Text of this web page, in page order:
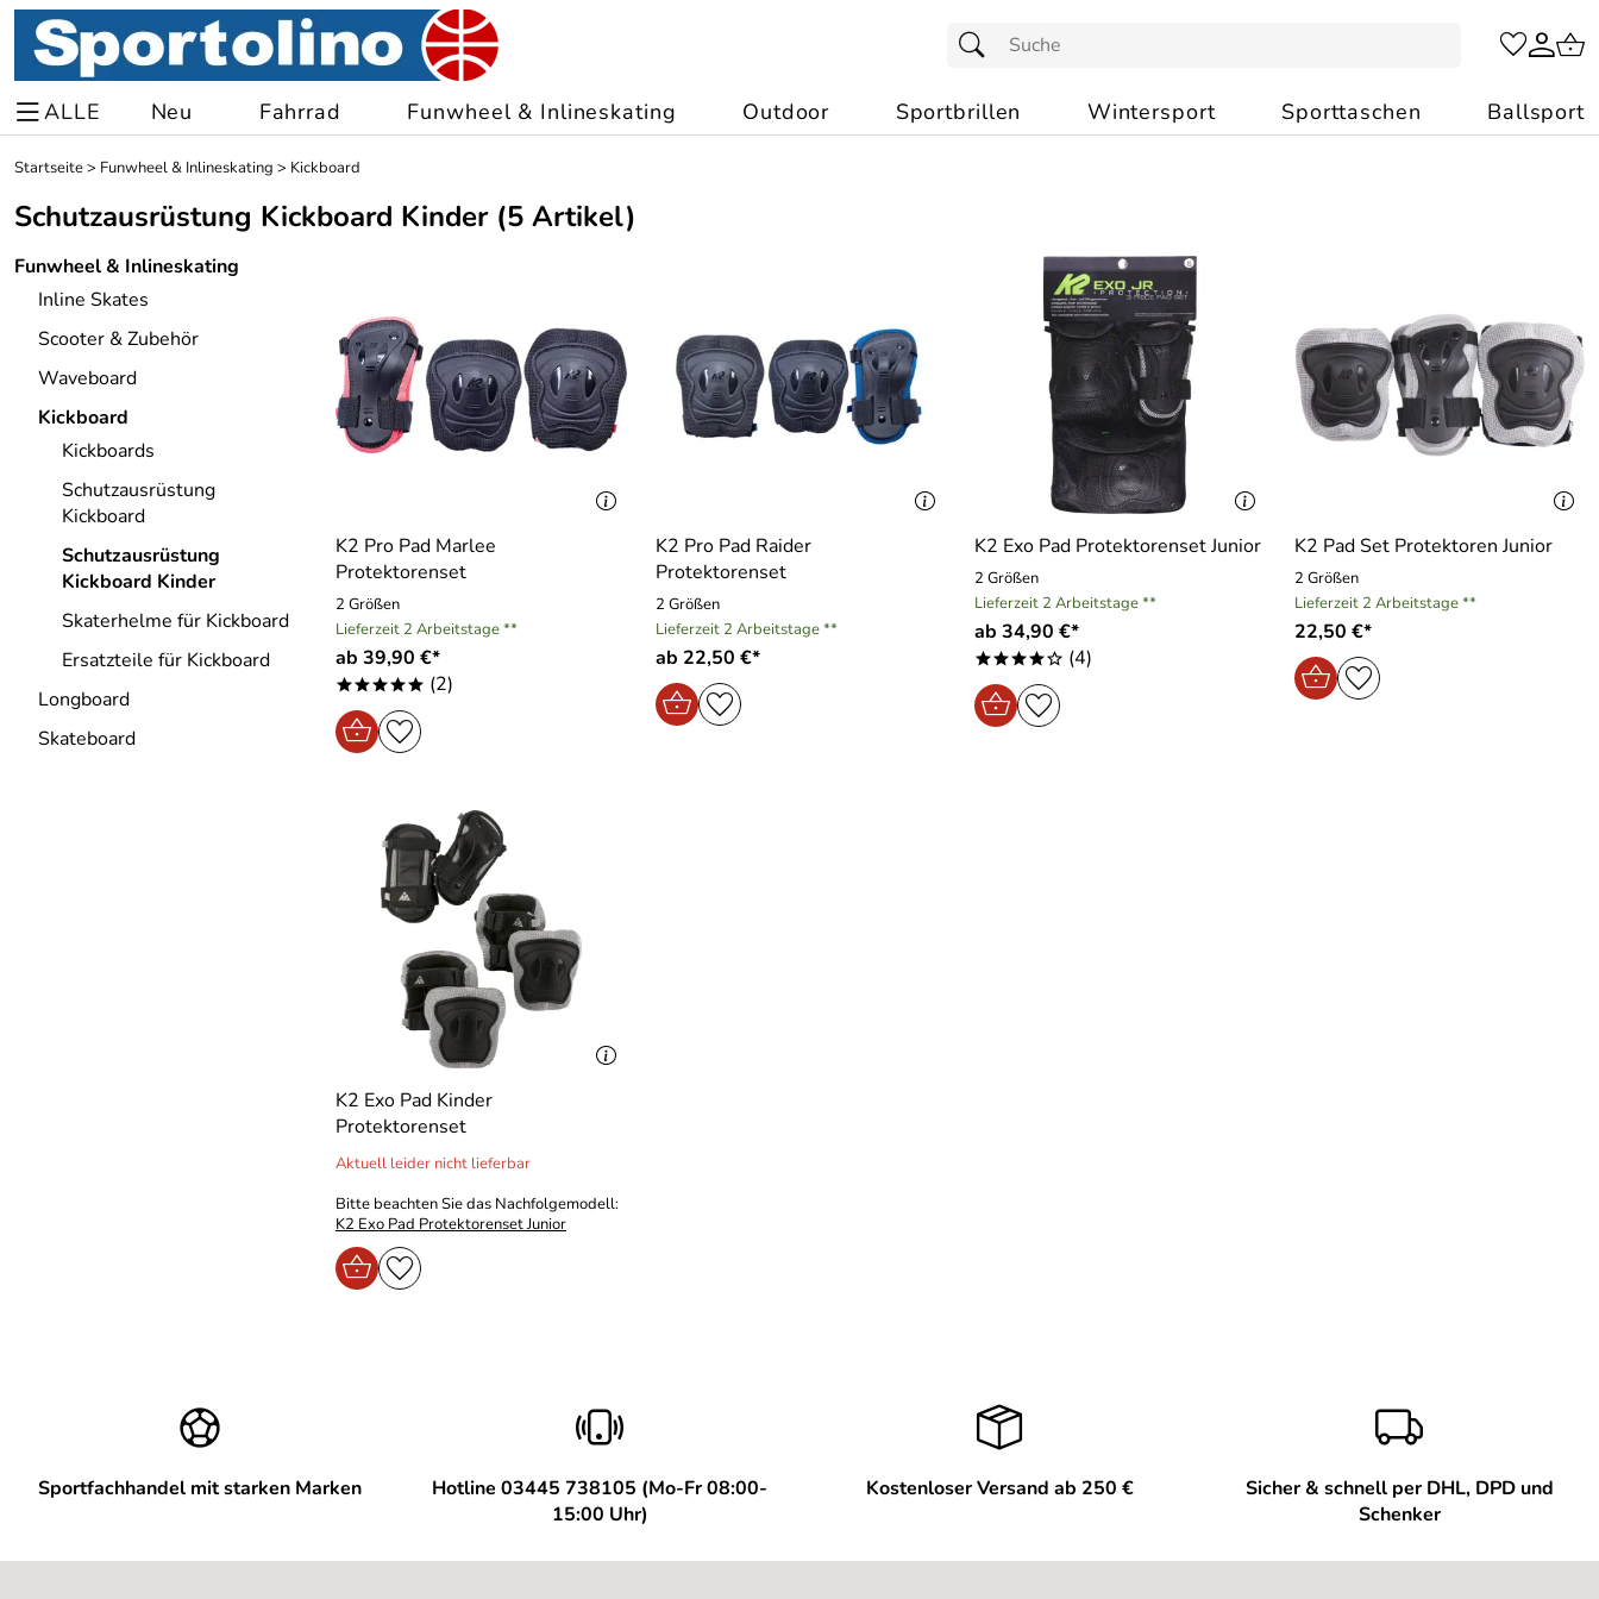
ALLE Neu Fahrrad Funwheel & Inlineskating Outdoor Sportbrillen Wintersport Sporttaschen Ballsport
Startseite> Funwheel & Inlineskating > Kickboard
Schutzausrüstung Kickboard Kinder(5 Artikel)
Funwheel & Inlineskating
Inline Skates
Scooter & Zubehör
Waveboard
Kickboard
Kickboards
Schutzausrüstung
Kickboard
Schutzausrüstung
Kickboard Kinder
Skaterhelme für Kickboard
Ersatzteile für Kickboard
Longboard
Skateboard
K2 Pro Pad Marlee
Protektorenset
2 Größen
Lieferzeit 2 Arbeitstage **
ab 39,90 €*
***** (2)
K2 Pro Pad Raider
Protektorenset
2 Größen
Lieferzeit 2 Arbeitstage **
ab 22,50 €*
K2 Exo Pad Protektorenset Junior
2 Größen
Lieferzeit 2 Arbeitstage **
ab 34,90 €*
****o (4)
K2 Pad Set Protektoren Junior
2 Größen
Lieferzeit 2 Arbeitstage **
22,50 €*
K2 Exo Pad Kinder
Protektorenset
Aktuell leider nicht lieferbar
Bitte beachten Sie das Nachfolgemodell:
K2 Exo Pad Protektorenset Junior
Sportfachhandel mit starken Marken
Hotline 03445 738105 (Mo-Fr 08:00-
15:00 Uhr)
Kostenloser Versand ab 250 €
Sicher & schnell per DHL, DPD und
Schenker